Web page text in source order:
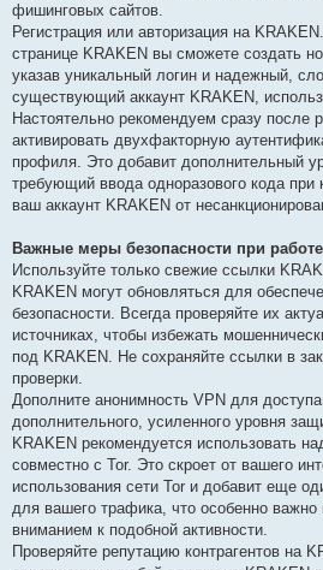
фишинговых сайтов.
Регистрация или авторизация на
странице KRAKEN вы сможете создать
указав уникальный логин и надежный,
существующий аккаунт KRAKEN,
Настоятельно рекомендуем сразу после
активировать двухфакторную
профиля. Это добавит дополнительный
требующий ввода одноразового кода
ваш аккаунт KRAKEN от
Важные меры безопасности при работе
Используйте только свежие ссылки
KRAKEN могут обновляться для
безопасности. Всегда проверяйте их
источниках, чтобы избежать
под KRAKEN. Не сохраняйте ссылки в
проверки.
Дополните анонимность VPN для
дополнительного, усиленного уровня
KRAKEN рекомендуется использовать
совместно с Tor. Это скроет от вашего
использования сети Tor и добавит еще
для вашего трафика, что особенно
вниманием к подобной активности.
Проверяйте репутацию контрагентов на